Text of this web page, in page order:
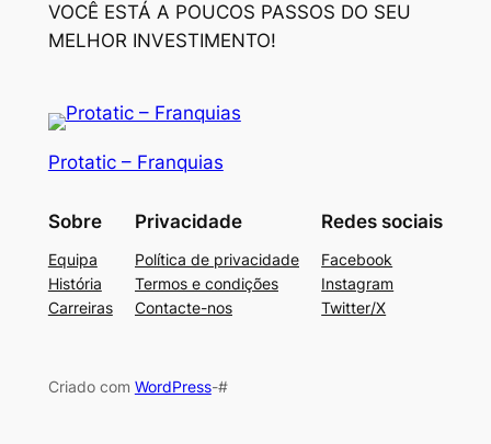
VOCÊ ESTÁ A POUCOS PASSOS DO SEU
MELHOR INVESTIMENTO!
Protatic – Franquias
Sobre
Equipa
História
Carreiras
Privacidade
Política de privacidade
Termos e condições
Contacte-nos
Redes sociais
Facebook
Instagram
Twitter/X
Criado com WordPress-#